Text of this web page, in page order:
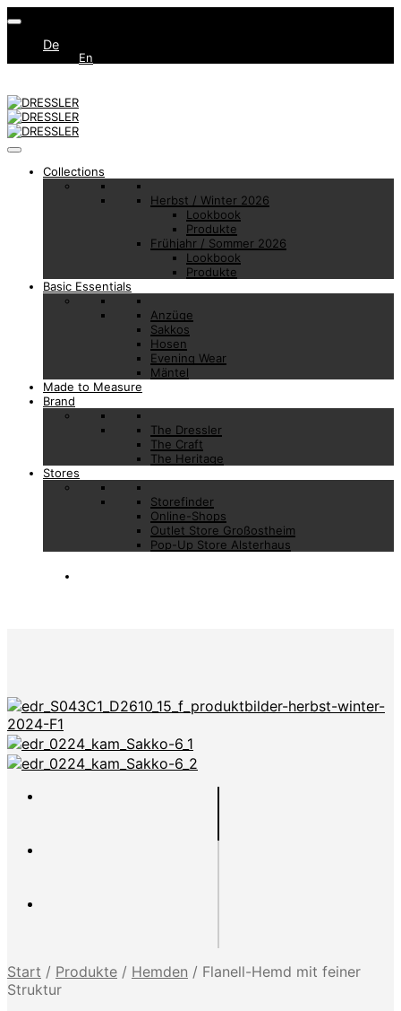
De
En
Collections
Herbst / Winter 2026
Lookbook
Produkte
Frühjahr / Sommer 2026
Lookbook
Produkte
Basic Essentials
Anzüge
Sakkos
Hosen
Evening Wear
Mäntel
Made to Measure
Brand
The Dressler
The Craft
The Heritage
Stores
Storefinder
Online-Shops
Outlet Store Großostheim
Pop-Up Store Alsterhaus
Start / Produkte / Hemden / Flanell-Hemd mit feiner
Struktur